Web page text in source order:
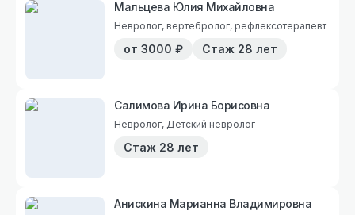
Мальцева Юлия Михайловна
Невролог, вертебролог, рефлексотерапевт
от 3000 ₽ Стаж 28 лет
Салимова Ирина Борисовна
Невролог, Детский невролог
Стаж 28 лет
Анискина Марианна Владимировна